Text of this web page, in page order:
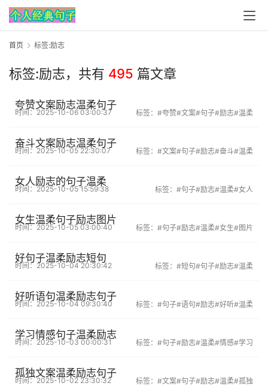
首页 标签:励志
标签:励志， 共有 495 篇文章
夸赞文案励志温柔句子
时间：2025-10-06 03:00:37 标签： #夸赞#文案#句子#励志#温柔
奋斗文案励志温柔句子
时间：2025-10-05 22:30:07 标签： #文案#句子#励志#奋斗#温柔
女人励志的句子温柔
时间：2025-10-05 15:59:38 标签： #句子#励志#温柔#女人
女生温柔句子励志图片
时间：2025-10-05 03:00:40 标签： #句子#励志#温柔#女生#图片
好句子温柔励志短句
时间：2025-10-04 20:30:42 标签： #短句#句子#励志#温柔
好听语句温柔励志句子
时间：2025-10-04 09:30:40 标签： #句子#语句#励志#好听#温柔
学习情感句子温柔励志
时间：2025-10-03 00:00:31 标签： #句子#励志#温柔#情感#学习
孤独文案温柔励志句子
时间：2025-10-02 23:30:32 标签： #文案#句子#励志#温柔#孤独